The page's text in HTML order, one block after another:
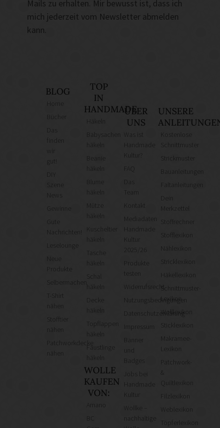
Mails zu erhalten. Mir bewusst ist, dass ich
mich jederzeit vom Newsletter abmelden
kann.
BLOG
gut!
News
Gute
Nachrichten!
Leselounge
Produkte
Selbermachen
T-Shirt
Stofftier
Patchworkdecke
TOP
IN
HANDMADE
häkeln
häkeln
Mütze
häkeln
Kuscheltier
häkeln
Tasche
häkeln
Topflappen
häkeln
Fäustlinge
WOLLE
KAUFEN
VON:
ÜBER
UNS
Was ist
Kultur?
Team
Kontakt
Mediadaten
Kultur
2025/26
Produkte
testen
Widerrufsrecht
Nutzungsbedingungen
Datenschutzerklärung
Kultur
Wollke –
nachhaltige
UNSERE
Kostenlose
Schnittmuster
Strickmuster
Bauanleitungen
Faltanleitungen
Merkzettel
Stoffrechner
Stofflexikon
Nählexikon
Stricklexikon
Häkellexikon
Schnittmuster-
Lexikon
Wolllexikon
Sticklexikon
Makramee-
Lexikon
Patchwork-
&
Quiltlexikon
Weblexikon
Töpferlexikon